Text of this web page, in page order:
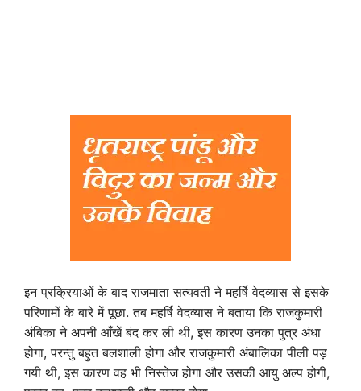
इन प्रक्रियाओं के बाद राजमाता सत्यवती ने महर्षि वेदव्यास से इसके
परिणामों के बारे में पूछा. तब महर्षि वेदव्यास ने बताया कि राजकुमारी
अंबिका ने अपनी आँखें बंद कर ली थी, इस कारण उनका पुत्र अंधा
होगा, परन्तु बहुत बलशाली होगा और राजकुमारी अंबालिका पीली पड़
गयी थी, इस कारण वह भी निस्तेज होगा और उसकी आयु अल्प होगी,